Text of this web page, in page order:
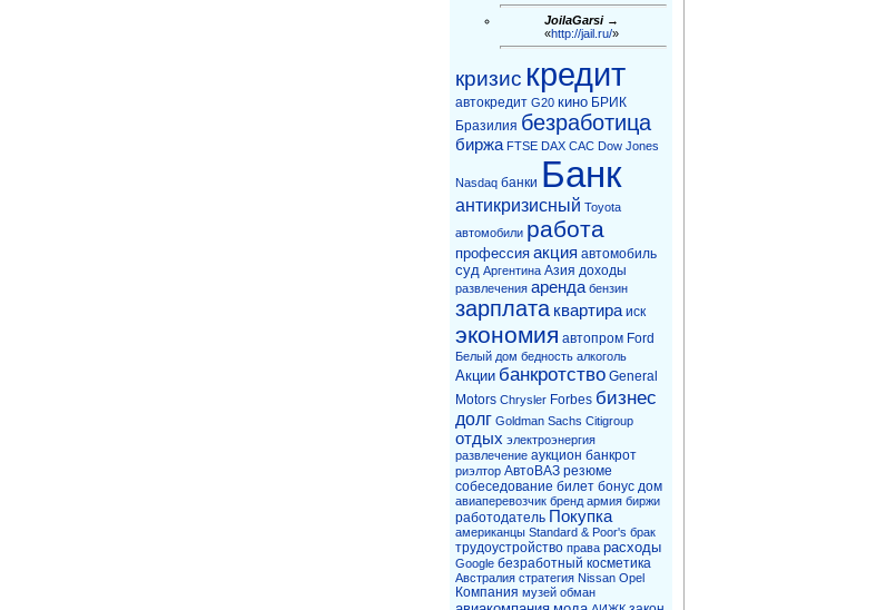
JoilaGarsi→
«http://jail.ru/»
кризис кредит
автокредит G20 кино БРИК
Бразилия безработица
биржа FTSE DAX CAC Dow Jones
Nasdaq банки Банк
антикризисный Toyota
автомобили работа
профессия акция автомобиль
суд Аргентина Азия доходы
развлечения аренда бензин
зарплата квартира иск
экономия автопром Ford
Белый дом бедность алкоголь
Акции банкротство General
Motors Chrysler Forbes бизнес
долг Goldman Sachs Citigroup
отдых электроэнергия
развлечение аукцион банкрот
риэлтор АвтоВАЗ резюме
собеседование билет бонус дом
авиаперевозчик бренд армия биржи
работодатель Покупка
американцы Standard & Poor's брак
трудоустройство права расходы
Google безработный косметика
Австралия стратегия Nissan Opel
Компания музей обман